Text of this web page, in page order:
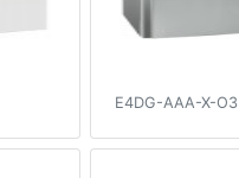
E4DG-AAA-X-O3